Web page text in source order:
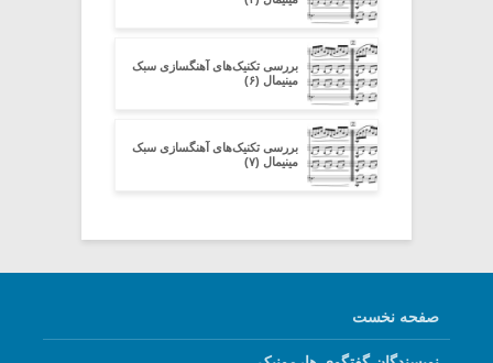
بررسی تکنیک‌های آهنگسازی سبک
مینیمال (۶)
بررسی تکنیک‌های آهنگسازی سبک
مینیمال (۷)
صفحه نخست